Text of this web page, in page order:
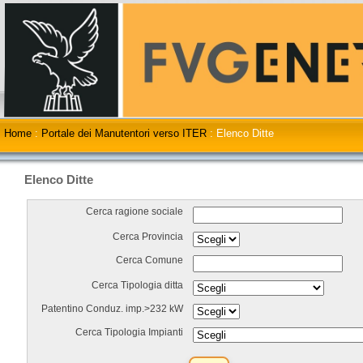
Home : Portale dei Manutentori verso ITER : Elenco Ditte
Elenco Ditte
Cerca ragione sociale
Cerca Provincia
Cerca Comune
Cerca Tipologia ditta
Patentino Conduz. imp.>232 kW
Cerca Tipologia Impianti